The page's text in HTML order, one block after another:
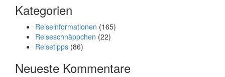
Kategorien
Reiseinformationen (165)
Reiseschnäppchen (22)
Reisetipps (86)
Neueste Kommentare